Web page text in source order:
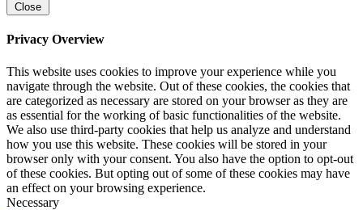
Close
Privacy Overview
This website uses cookies to improve your experience while you
navigate through the website. Out of these cookies, the cookies that
are categorized as necessary are stored on your browser as they are
as essential for the working of basic functionalities of the website.
We also use third-party cookies that help us analyze and understand
how you use this website. These cookies will be stored in your
browser only with your consent. You also have the option to opt-out
of these cookies. But opting out of some of these cookies may have
an effect on your browsing experience.
Necessary